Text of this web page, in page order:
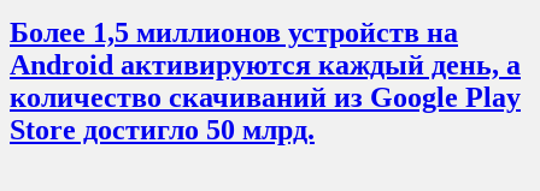
Более 1,5 миллионов устройств на
Android активируются каждый день, а
количество скачиваний из Google Play
Store достигло 50 млрд.